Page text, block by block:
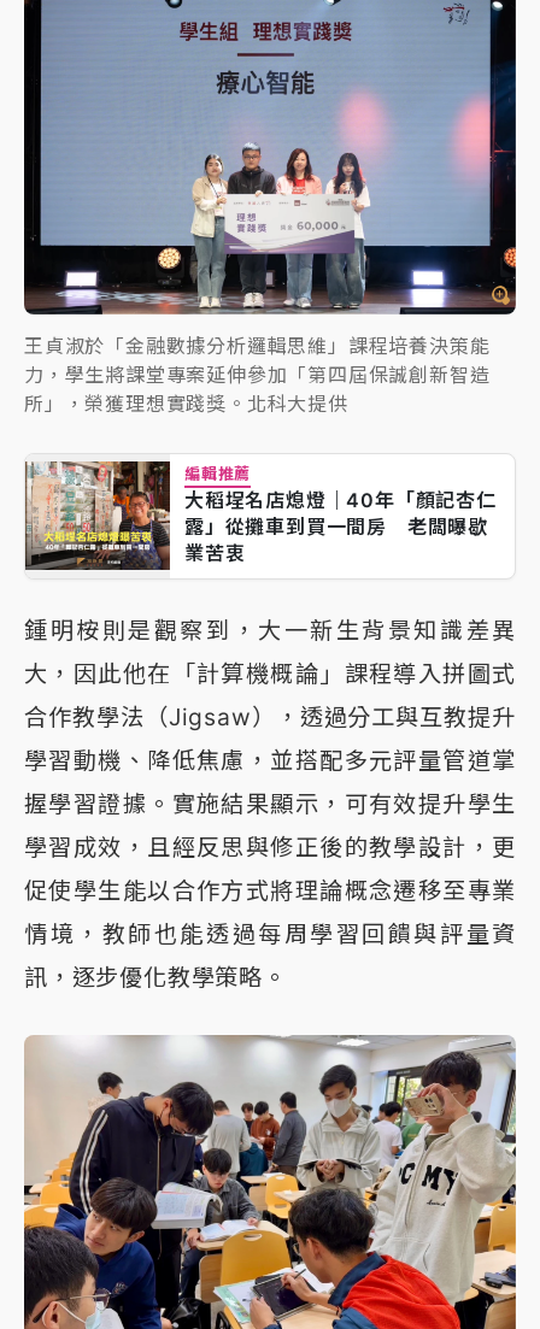
王貞淑於「金融數據分析邏輯思維」課程培養決策能
力，學生將課堂專案延伸參加「第四屆保誠創新智造
所」，榮獲理想實踐獎。北科大提供
編輯推薦
大稻埕名店熄燈｜40年「顏記杏仁
露」從攤車到買一間房 老闆曝歇
業苦衷
鍾明桉則是觀察到，大一新生背景知識差異
大，因此他在「計算機概論」課程導入拼圖式
合作教學法（Jigsaw），透過分工與互教提升
學習動機、降低焦慮，並搭配多元評量管道掌
握學習證據。實施結果顯示，可有效提升學生
學習成效，且經反思與修正後的教學設計，更
促使學生能以合作方式將理論概念遷移至專業
情境，教師也能透過每周學習回饋與評量資
訊，逐步優化教學策略。